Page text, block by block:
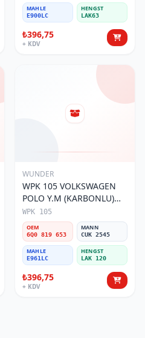
MAHLE
E900LC
HENGST
LAK63
₺396,75
+ KDV
WUNDER
WPK 105 VOLKSWAGEN
POLO Y.M (KARBONLU)
6Q0 819 653 Polen Filtresi
WPK 105
OEM
6Q0 819 653
MANN
CUK 2545
MAHLE
E961LC
HENGST
LAK 120
₺396,75
+ KDV